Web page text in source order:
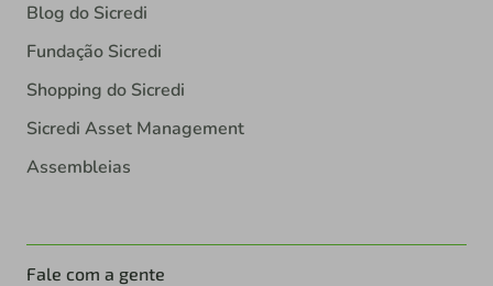
Blog do Sicredi
Fundação Sicredi
Shopping do Sicredi
Sicredi Asset Management
Assembleias
Fale com a gente